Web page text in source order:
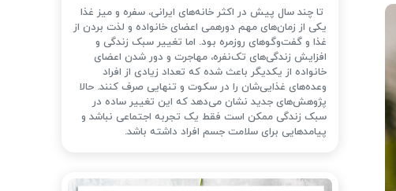
تا چند سال پیش در اکثر خانه‌های ایرانی، سفره و میز غذا
یکی از زمان‌های مهم دورهمی اعضای خانواده و لذت بردن از
غذا و گفت‌وگوهای روزمره بود. اما تغییر سبک زندگی و
افزایش زندگی‌های تک‌نفره، مهاجرت و دور شدن اعضای
خانواده از یکدیگر باعث شده که تعداد زیادی از افراد
وعده‌های غذایی‌شان را در سکوت و تنهایی صرف کنند. حالا
پژوهش‌های جدید نشان می‌دهد که این تغییر ساده در
سبک زندگی ممکن است فقط یک تجربه اجتماعی نباشد و
پیامدهایی برای سلامت جسم افراد داشته باشد.